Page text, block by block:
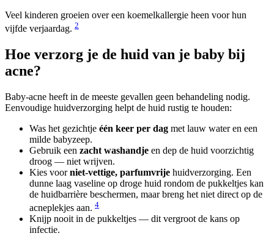
Veel kinderen groeien over een koemelkallergie heen voor hun
vijfde verjaardag. 2
Hoe verzorg je de huid van je baby bij
acne?
Baby-acne heeft in de meeste gevallen geen behandeling nodig.
Eenvoudige huidverzorging helpt de huid rustig te houden:
Was het gezichtje één keer per dag met lauw water en een
milde babyzeep.
Gebruik een zacht washandje en dep de huid voorzichtig
droog — niet wrijven.
Kies voorniet-vettige, parfumvrije huidverzorging. Een
dunne laag vaseline op droge huid rondom de pukkeltjes kan
de huidbarrière beschermen, maar breng het niet direct op de
acneplekjes aan. 4
Knijp nooit in de pukkeltjes — dit vergroot de kans op
infectie.